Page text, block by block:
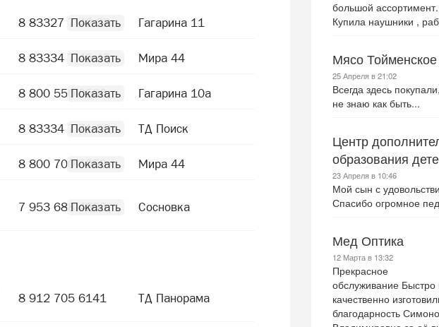
8 83327 7 42 22 Гагарина 11
8 83334 7 45 45 Мира 44
8 800 550 0500 Гагарина 10а
8 83334 7 71 00 ТД Поиск
8 800 700 5050 Мира 44
7 953 688 4600 Сосновка
8 912 705 6141 ТД Панорама
большой ассортимент.
Купила наушники ,
Мясо Тойменское
25 Апреля в 21:02
Всегда здесь
не знаю как быть...
Центр
образования
23 Апреля в 10:46
Мой сын с
Спасибо огромное
Мед Оптика
12 Марта в 13:32
Прекрасное
обслуживание Быстро
качественно
благодарность